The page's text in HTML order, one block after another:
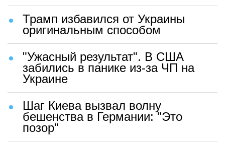
Трамп избавился от Украины
оригинальным способом
"Ужасный результат". В США
забились в панике из-за ЧП на
Украине
Шаг Киева вызвал волну
бешенства в Германии: "Это
позор"